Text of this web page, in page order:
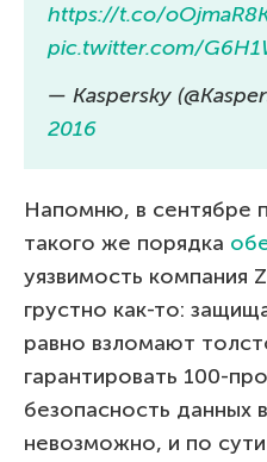
https://t.co/
pic.twitter.com/
— Kaspersky
2016
Напомню, в сентябре
такого же порядка
уязвимость компания
грустно как-то:
равно взломают
гарантировать 100-
безопасность данных
невозможно, и по